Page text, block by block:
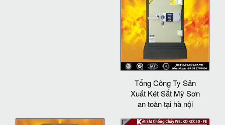
Tổng Công Ty Sản
Xuất Két Sắt Mỹ Sơn
an toàn tại hà nội